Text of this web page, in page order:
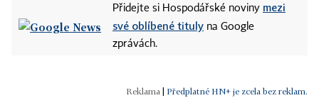
Přidejte si Hospodářské noviny mezi
své oblíbené tituly na Google
zprávách.
Předplatné HN+ je zcela bez reklam.